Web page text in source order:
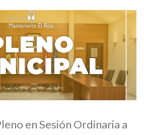
en Sesión Ordinaria a